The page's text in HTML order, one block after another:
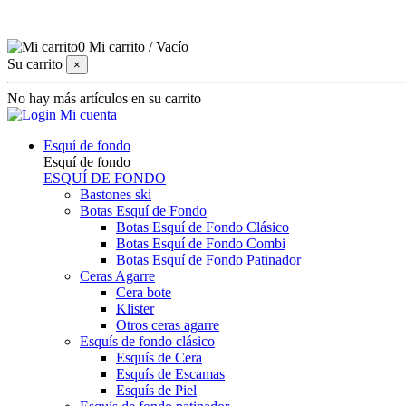
0 Mi carrito /Vacío
Su carrito
×
No hay más artículos en su carrito
Mi cuenta
Esquí de fondo
Esquí de fondo
ESQUÍ DE FONDO
Bastones ski
Botas Esquí de Fondo
Botas Esquí de Fondo Clásico
Botas Esquí de Fondo Combi
Botas Esquí de Fondo Patinador
Ceras Agarre
Cera bote
Klister
Otros ceras agarre
Esquís de fondo clásico
Esquís de Cera
Esquís de Escamas
Esquís de Piel